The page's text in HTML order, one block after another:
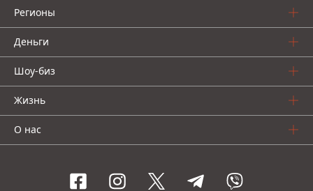
Регионы
Деньги
Шоу-биз
Жизнь
О нас